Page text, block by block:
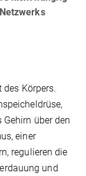
des Körpers.
über den
einer
regulieren die
und